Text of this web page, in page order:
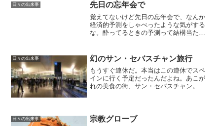
日々の出来事 先日の忘年会で
覚えてないけど先日の忘年会で、なんか
経済的予測をしゃべったような気がする
な。酔ってるときの予測って結構当たる
日々の出来事 幻のサン・セバスチャン旅行
もうすぐ連休だ。本当はこの連休でスペ
インに行く予定だったんだよね。あこが
れの美食の街、サン・セバスチャン。今
セロナのホテルS...
日々の出来事 宗教グローブ